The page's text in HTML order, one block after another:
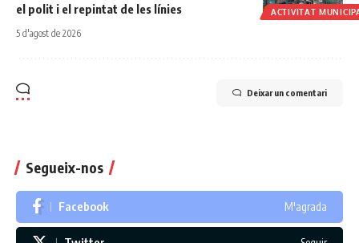
ACTIVITAT
el polit i el repintat de les línies
5 d'agost de 2026
Deixar un comentari
Segueix-nos
Facebook M'agrada